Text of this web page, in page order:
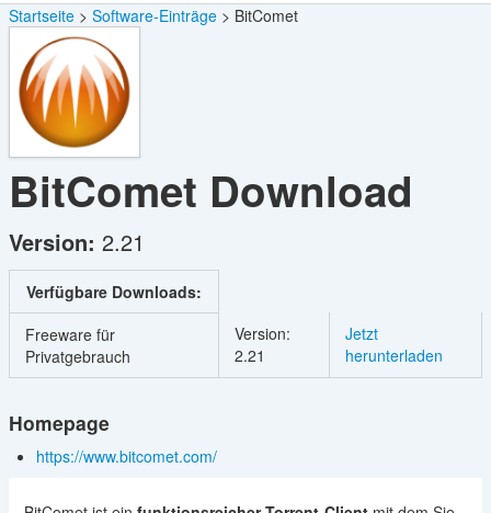
Startseite Software-Einträge BitComet
BitComet Download
Version: 2.21
Verfügbare Downloads:
Freeware für
Privatgebrauch
Version:
2.21
Jetzt
herunterladen
Homepage
https://www.bitcomet.com/